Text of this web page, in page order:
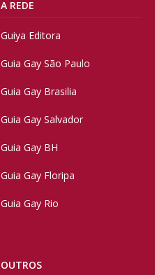
A REDE
Guiya Editora
Guia Gay São Paulo
Guia Gay Brasilia
Guia Gay Salvador
Guia Gay BH
Guia Gay Floripa
Guia Gay Rio
OUTROS